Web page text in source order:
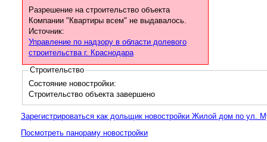
Разрешение на строительство объекта
Компании "Квартиры всем" не выдавалось.
Источник:
Управление по надзору в области долевого
строительства г. Краснодара
Строительство
Состояние новостройки:
Строительство объекта завершено
Зарегистрироваться как дольщик новостройки Жилой дом по ул.
Посмотреть панораму новостройки